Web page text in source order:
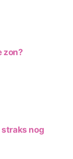
zon?
straks nog